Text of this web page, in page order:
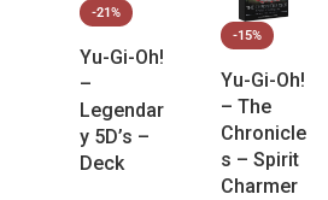
-21%
Yu-Gi-Oh!
–
Legendar
y 5D’s –
Deck
-15%
Yu-Gi-Oh!
– The
Chronicle
s – Spirit
Charmer